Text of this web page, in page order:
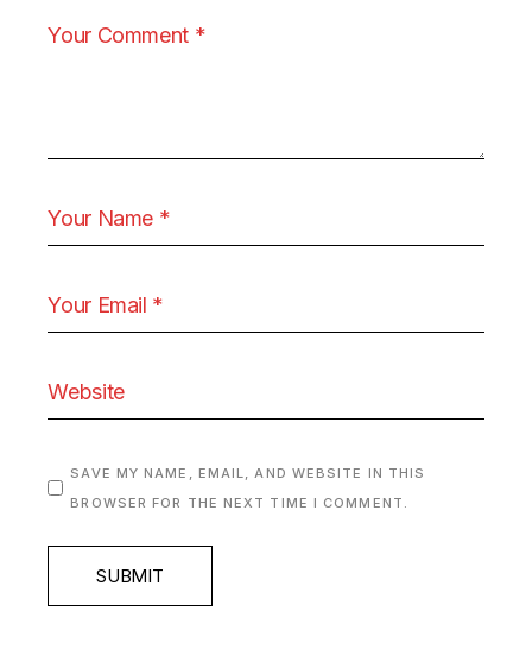
SAVE MY NAME, EMAIL, AND WEBSITE IN THIS
BROWSER FOR THE NEXT TIME I COMMENT.
SUBMIT